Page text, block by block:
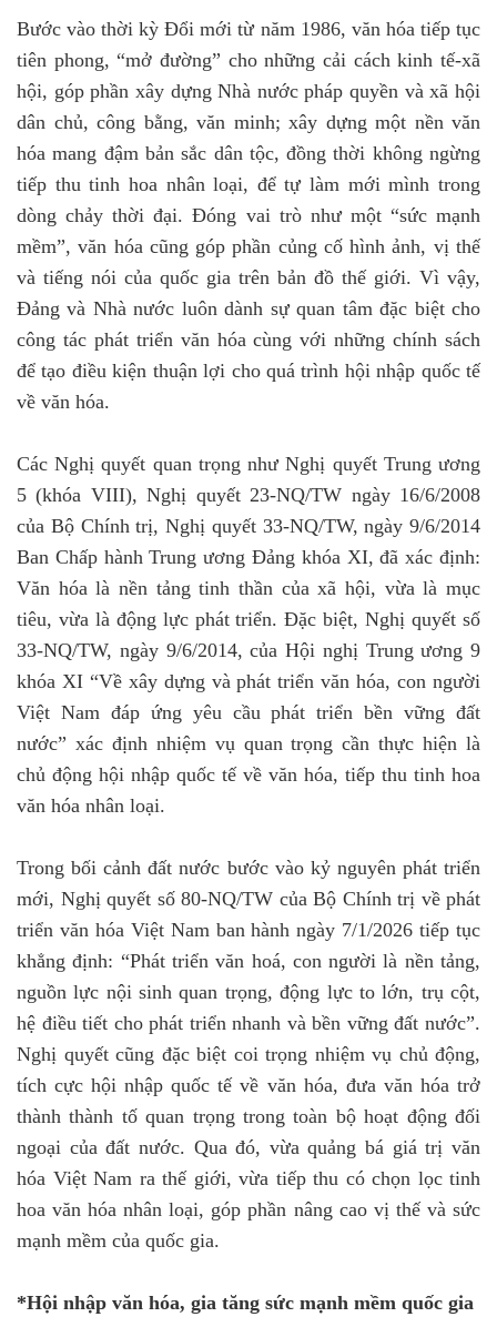
Bước vào thời kỳ Đổi mới từ năm 1986, văn hóa tiếp tục
tiên phong, “mở đường” cho những cải cách kinh tế-xã
hội, góp phần xây dựng Nhà nước pháp quyền và xã hội
dân chủ, công bằng, văn minh; xây dựng một nền văn
hóa mang đậm bản sắc dân tộc, đồng thời không ngừng
tiếp thu tinh hoa nhân loại, để tự làm mới mình trong
dòng chảy thời đại. Đóng vai trò như một “sức mạnh
mềm”, văn hóa cũng góp phần củng cố hình ảnh, vị thế
và tiếng nói của quốc gia trên bản đồ thế giới. Vì vậy,
Đảng và Nhà nước luôn dành sự quan tâm đặc biệt cho
công tác phát triển văn hóa cùng với những chính sách
để tạo điều kiện thuận lợi cho quá trình hội nhập quốc tế
về văn hóa.
Các Nghị quyết quan trọng như Nghị quyết Trung ương
5 (khóa VIII), Nghị quyết 23-NQ/TW ngày 16/6/2008
của Bộ Chính trị, Nghị quyết 33-NQ/TW, ngày 9/6/2014
Ban Chấp hành Trung ương Đảng khóa XI, đã xác định:
Văn hóa là nền tảng tinh thần của xã hội, vừa là mục
tiêu, vừa là động lực phát triển. Đặc biệt, Nghị quyết số
33-NQ/TW, ngày 9/6/2014, của Hội nghị Trung ương 9
khóa XI “Về xây dựng và phát triển văn hóa, con người
Việt Nam đáp ứng yêu cầu phát triển bền vững đất
nước” xác định nhiệm vụ quan trọng cần thực hiện là
chủ động hội nhập quốc tế về văn hóa, tiếp thu tinh hoa
văn hóa nhân loại.
Trong bối cảnh đất nước bước vào kỷ nguyên phát triển
mới, Nghị quyết số 80-NQ/TW của Bộ Chính trị về phát
triển văn hóa Việt Nam ban hành ngày 7/1/2026 tiếp tục
khẳng định: “Phát triển văn hoá, con người là nền tảng,
nguồn lực nội sinh quan trọng, động lực to lớn, trụ cột,
hệ điều tiết cho phát triển nhanh và bền vững đất nước”.
Nghị quyết cũng đặc biệt coi trọng nhiệm vụ chủ động,
tích cực hội nhập quốc tế về văn hóa, đưa văn hóa trở
thành thành tố quan trọng trong toàn bộ hoạt động đối
ngoại của đất nước. Qua đó, vừa quảng bá giá trị văn
hóa Việt Nam ra thế giới, vừa tiếp thu có chọn lọc tinh
hoa văn hóa nhân loại, góp phần nâng cao vị thế và sức
mạnh mềm của quốc gia.
*Hội nhập văn hóa, gia tăng sức mạnh mềm quốc gia